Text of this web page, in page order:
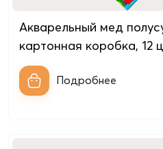
Акварельный мед
картонная коробкa, 12
Подробнее